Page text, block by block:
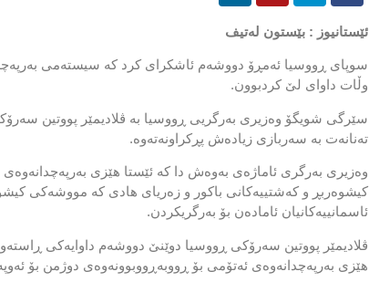
ئێستانیوز : بێستون لەتیف
سوپای ڕووسیا ئه‌مڕۆ دووشه‌م ئاشكرای كرد كه‌ سیسته‌می
وڵات داوای لێ كردبوون.
سێرگی شویگۆ وه‌زیری به‌رگریی ڕووسیا به‌ ڤلادیمێر پووتین
ته‌نانه‌ت به‌ سه‌ربازی زیاده‌ش پڕكراونه‌ته‌وه‌.
وه‌زیری به‌رگری ئاماژه‌ی به‌وه‌ش دا كه‌ ئێستا هێزی
كیشوه‌ربڕ و كه‌شتییه‌كانی باكور و زه‌ریای هادی كه‌ مووشه‌كی
ئاسمانییه‌كانیان ئاماده‌ن بۆ به‌رگریكردن.
ڤلادیمێر پووتین سه‌رۆكی ڕووسیا دوێنێ دووشه‌م داوایه‌كی
هێزی به‌رپه‌چدانه‌وه‌ی ئه‌تۆمی بۆ ڕووبه‌ڕووبوونه‌وه‌ی دوژمن بۆ